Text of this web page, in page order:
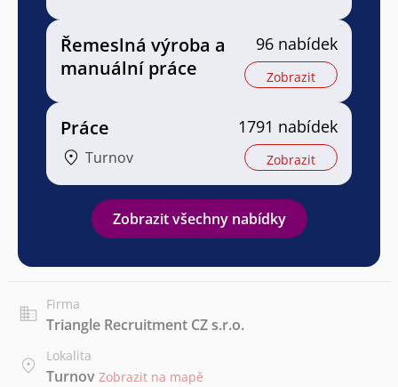
Řemeslná výroba a
manuální práce
96 nabídek
Zobrazit
Práce
Turnov
1791 nabídek
Zobrazit
Zobrazit všechny nabídky
Firma
Triangle Recruitment CZ s.r.o.
Lokalita
Turnov Zobrazit na mapě